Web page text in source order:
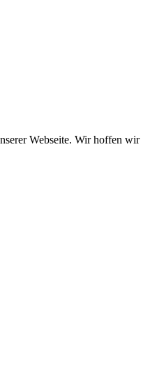
Webseite. Wir hoffen wir